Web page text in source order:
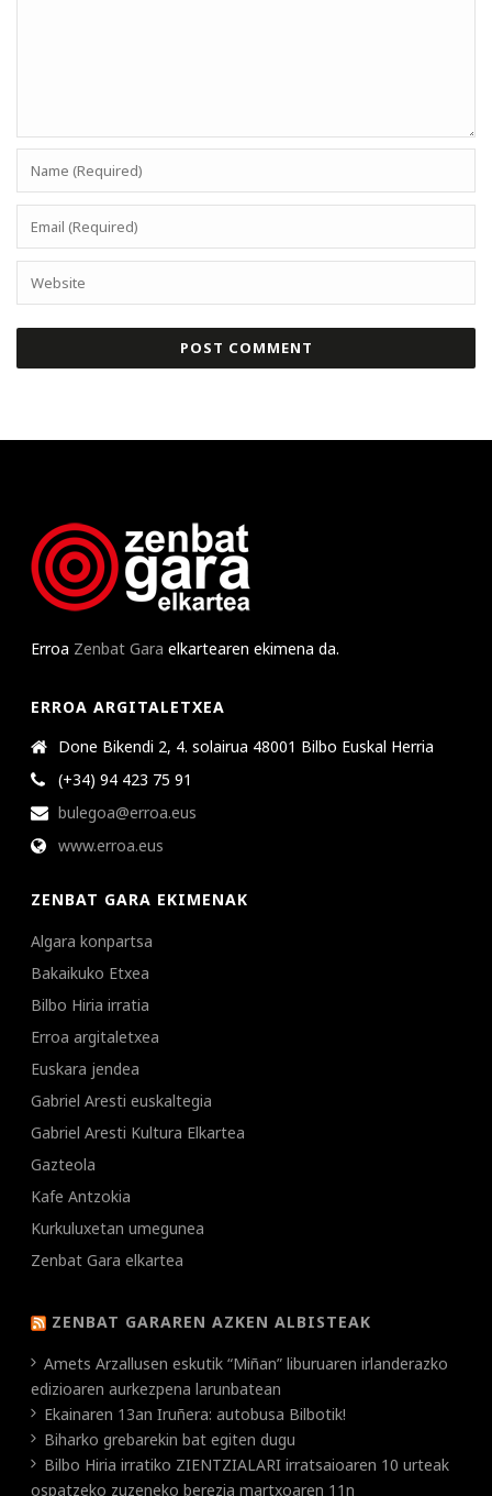
Erroa Zenbat Gara elkartearen ekimena da.
ERROA ARGITALETXEA
Done Bikendi 2, 4. solairua 48001 Bilbo Euskal Herria
(+34) 94 423 75 91
bulegoa@erroa.eus
www.erroa.eus
ZENBAT GARA EKIMENAK
Algara konpartsa
Bakaikuko Etxea
Bilbo Hiria irratia
Erroa argitaletxea
Euskara jendea
Gabriel Aresti euskaltegia
Gabriel Aresti Kultura Elkartea
Gazteola
Kafe Antzokia
Kurkuluxetan umegunea
Zenbat Gara elkartea
ZENBAT GARAREN AZKEN ALBISTEAK
Amets Arzallusen eskutik “Miñan” liburuaren irlanderazko
edizioaren aurkezpena larunbatean
Ekainaren 13an Iruñera: autobusa Bilbotik!
Biharko grebarekin bat egiten dugu
Bilbo Hiria irratiko ZIENTZIALARI irratsaioaren 10 urteak
ospatzeko zuzeneko berezia martxoaren 11n